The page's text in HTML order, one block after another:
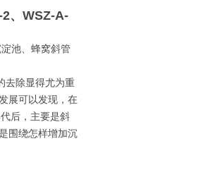
、WSZ-A-
池、蜂窝斜管
去除显得尤为重
展可以发现，在
后，主要是斜
围绕怎样增加沉